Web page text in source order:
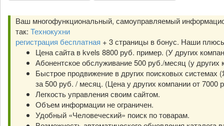
Ваш многофункциональный, самоуправляемый
так: Технокухни
регистрация бесплатная + 3 страницы в бонус. Наши
Цена сайта в kvels 8800 руб. пример. (У других
Абонентское обслуживание 500 руб./месяц (у других
Быстрое продвижение в других поисковых системах
за 500 руб. / месяц. (Цена у других компании от 7000
Легкость управления своим сайтом.
Объем информации не ограничен.
Удобный «Человеческий» поиск по товарам.